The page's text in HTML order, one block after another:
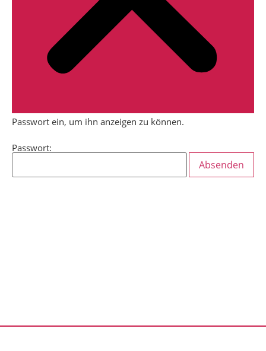
Passwort ein, um ihn anzeigen zu können.
Passwort: